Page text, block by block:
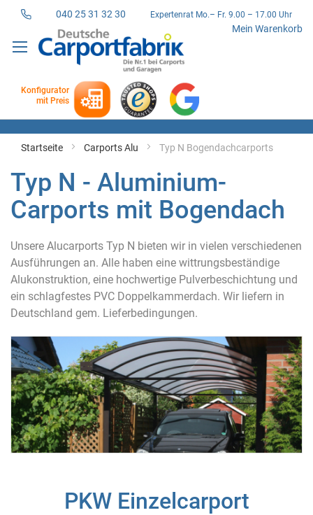
040 25 31 32 30 Expertenrat Mo.– Fr. 9.00 – 17.00 Uhr
Mein Warenkorb
zum
Konfigurator
mit Preis
Startseite Carports Alu Typ N Bogendachcarports
Typ N - Aluminium-
Carports mit Bogendach
Unsere Alucarports Typ N bieten wir in vielen verschiedenen
Ausführungen an. Alle haben eine wittrungsbeständige
Alukonstruktion, eine hochwertige Pulverbeschichtung und
ein schlagfestes PVC Doppelkammerdach. Wir liefern in
Deutschland gem. Lieferbedingungen.
PKW Einzelcarport